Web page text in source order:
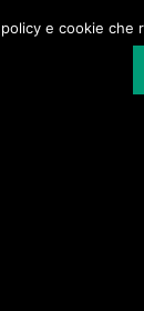
e cookie che